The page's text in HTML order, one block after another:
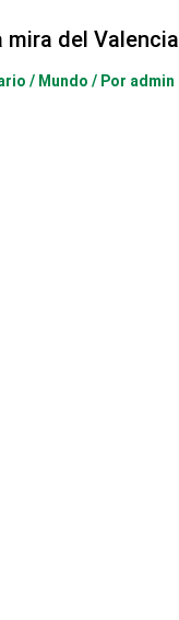
mira del Valencia
/ Mundo / Por admin